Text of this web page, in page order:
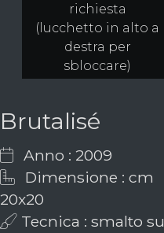
richiesta
(lucchetto in alto a
destra per
sbloccare)
Brutalisé
Anno : 2009
Dimensione : cm
20x20
Tecnica : smalto su